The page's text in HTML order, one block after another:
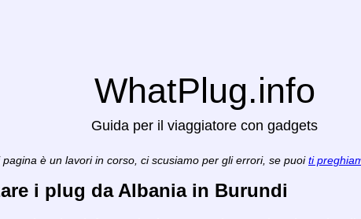
WhatPlug.info
Guida per il viaggiatore con gadgets
è un lavori in corso, ci scusiamo per gli errori, se puoi ti
i plug da Albania in Burundi